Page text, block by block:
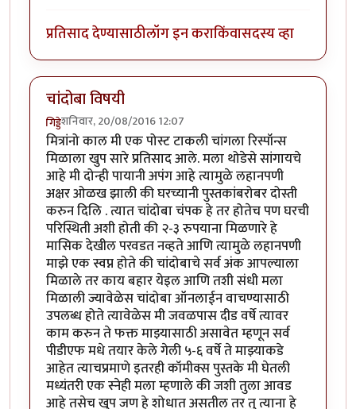
प्रतिसाद देण्यासाठीलॉग इन कराकिंवासदस्य व्हा
चांदोबा विषयी
गिड्डेशनिवार, 20/08/2016 12:07
मित्रांनो काल मी एक पोस्ट टाकली चांगला रिस्पॉन्स
मिळाला खुप सारे प्रतिसाद आले. मला थोडेसे सांगायचे
आहे मी दोन्ही पायानी अपंग आहे त्यामुळे लहानपणी
अक्षर ओळख झाली की घरच्यानी पुस्तकांबरोबर दोस्ती
करुन दिलि . त्यात चांदोबा चंपक हे तर होतेच पण घरची
परिस्थिती अशी होती की २-३ रुपयाना मिळणारे हे
मासिक देखील परवडत नव्हते आणि त्यामुळे लहानपणी
माझे एक स्वप्न होते की चांदोबाचे सर्व अंक आपल्याला
मिळाले तर काय बहार येइल आणि तशी संधी मला
मिळाली ज्यावेळेस चांदोबा ऑनलाईन वाचण्यासाठी
उपलब्ध होते त्यावेळेस मी जवळपास दीड वर्षे त्यावर
काम करुन ते फक्त माझ्यासाठी असावेत म्हणून सर्व
पीडीएफ मधे तयार केले गेली ५-६ वर्षे ते माझ्याकडे
आहेत त्याचप्रमाणे इतरही कॉमीक्स पुस्तके मी घेतली
मध्यंतरी एक स्नेही मला म्हणाले की जशी तुला आवड
आहे तसेच खुप जण हे शोधात असतील तर तु त्याना हे